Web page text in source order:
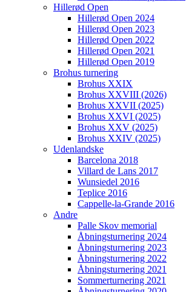
Hillerød Open
Hillerød Open 2024
Hillerød Open 2023
Hillerød Open 2022
Hillerød Open 2021
Hillerød Open 2019
Brohus turnering
Brohus XXIX
Brohus XXVIII (2026)
Brohus XXVII (2025)
Brohus XXVI (2025)
Brohus XXV (2025)
Brohus XXIV (2025)
Udenlandske
Barcelona 2018
Villard de Lans 2017
Wunsiedel 2016
Teplice 2016
Cappelle-la-Grande 2016
Andre
Palle Skov memorial
Åbningsturnering 2024
Åbningsturnering 2023
Åbningsturnering 2022
Åbningsturnering 2021
Sommerturnering 2021